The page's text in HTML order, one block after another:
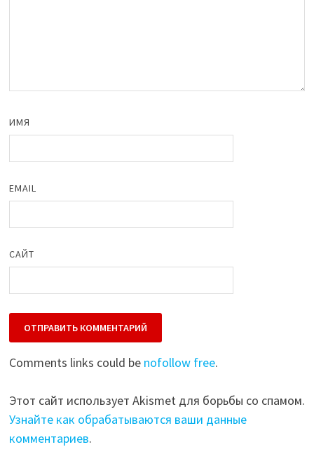
ИМЯ
EMAIL
САЙТ
Comments links could be nofollow free.
Этот сайт использует Akismet для борьбы со спамом.
Узнайте как обрабатываются ваши данные
комментариев.